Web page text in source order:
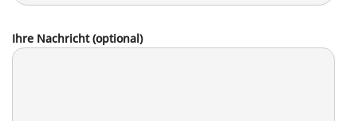
Ihre Nachricht (optional)